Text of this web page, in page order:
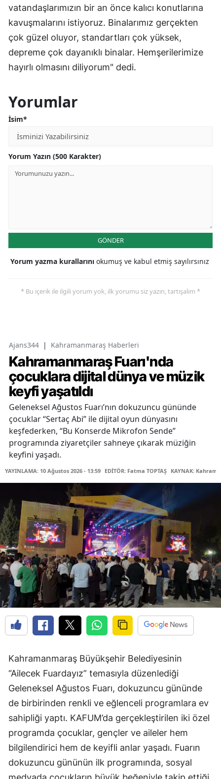
vatandaşlarımızın bir an önce kalıcı konutlarına
kavuşmalarını istiyoruz. Binalarımız gerçekten
çok güzel oluyor, standartları çok yüksek,
depreme çok dayanıklı binalar. Hemşerilerimize
hayırlı olmasını diliyorum" dedi.
Yorumlar
İsim*
Yorum Yazın (500 Karakter)
GÖNDER
Yorum yazma kurallarını okumuş ve kabul etmiş sayılırsınız
* Bu içerik ile ilgili yorum yok, ilk yorumu siz yazın, tartışalım *
Ajans344 | Kahramanmaraş Haberleri
Kahramanmaraş Fuarı'nda
çocuklara dijital dünya ve müzik
keyfi yaşatıldı
Geleneksel Ağustos Fuarı’nın dokuzuncu gününde
çocuklar “Sertaç Abi” ile dijital oyun dünyasını
keşfederken, “Bu Konserde Mikrofon Sende”
programında ziyaretçiler sahneye çıkarak müziğin
keyfini yaşadı.
YAYINLAMA: 10 Ağustos 2026 - 13:59 EDİTÖR: Fatma TOPTAŞ KAYNAK:
Kahramanmaraş Büyükşehir Belediyesinin
“Ailecek Fuardayız” temasıyla düzenlediği
Geleneksel Ağustos Fuarı, dokuzuncu gününde
de birbirinden renkli ve eğlenceli programlara ev
sahipliği yaptı. KAFUM’da gerçekleştirilen iki özel
programda çocuklar, gençler ve aileler hem
bilgilendirici hem de keyifli anlar yaşadı. Fuarın
dokuzuncu gününün ilk programında, sosyal